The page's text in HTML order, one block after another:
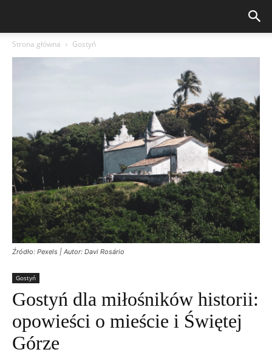
Strona główna Gostyń
Źródło: Pexels | Autor: Davi Rosário
Gostyń
Gostyń dla miłośników historii:
opowieści o mieście i Świętej
Górze